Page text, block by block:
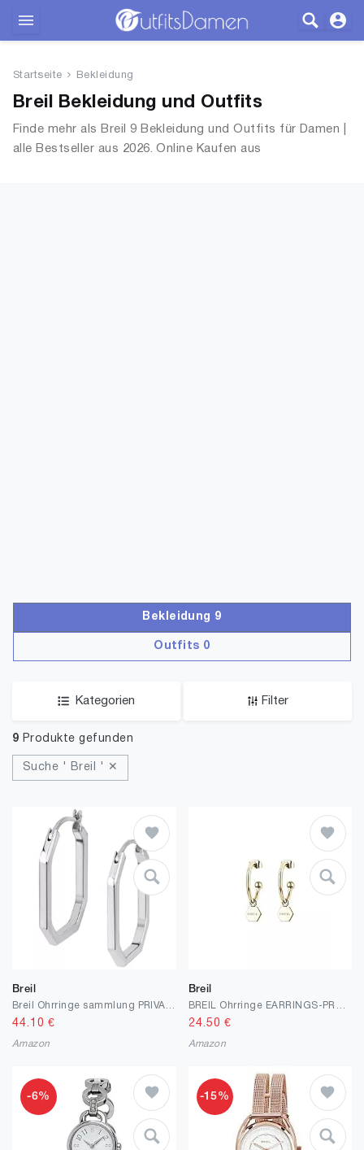
Bekleidung
Wäsche
Startseite Bekleidung
Breil Bekleidung und Outfits
Finde mehr als Breil 9 Bekleidung und Outfits für Damen |
alle Bestseller aus 2026. Online Kaufen aus
Bekleidung 9
Outfits 0
Kategorien Filter
9 Produkte gefunden
Suche ' Breil ' ✕
Breil
Breil Ohrringe sammlung PRIVATE CODE in farbigem stahl fur frau
44.10 €
Amazon
Breil
24.50 €
Amazon
-6% -15%